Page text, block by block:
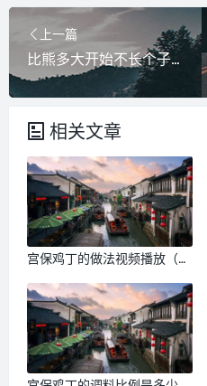
上一篇
比熊多大开始不长个子(比熊多大不张)
相关文章
宫保鸡丁的做法视频播放（宫